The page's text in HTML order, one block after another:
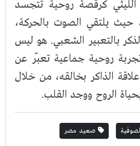
كرقصة روحية تتجسد
حيث يلتقي الصوت بالحركة،
بالتعبير الشعبي. هو ليس
روحية جماعية تعبّر عن
الذاكر بخالقه، من خلال
الروح ووجد القلب.
صعيد مصر